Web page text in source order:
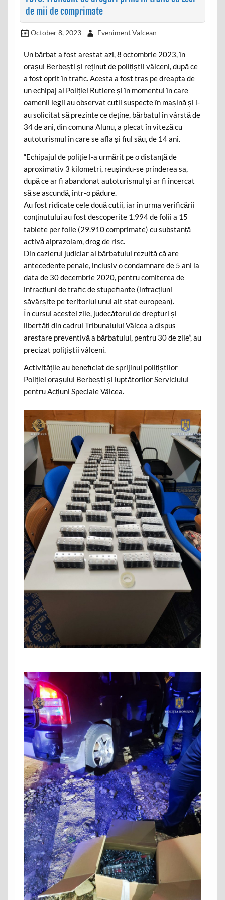
de mii de comprimate
October 8, 2023 Eveniment Valcean
Un bărbat a fost arestat azi, 8 octombrie 2023, în
orașul Berbești și reținut de polițiștii vâlceni, după ce
a fost oprit în trafic. Acesta a fost tras pe dreapta de
un echipaj al Poliției Rutiere și în momentul în care
oamenii legii au observat cutii suspecte în mașină și i-
au solicitat să prezinte ce deține, bărbatul în vârstă de
34 de ani, din comuna Alunu, a plecat în viteză cu
autoturismul în care se afla și fiul său, de 14 ani.
“Echipajul de poliție l-a urmărit pe o distanță de
aproximativ 3 kilometri, reușindu-se prinderea sa,
după ce ar fi abandonat autoturismul și ar fi încercat
să se ascundă, într-o pădure.
Au fost ridicate cele două cutii, iar în urma verificării
conținutului au fost descoperite 1.994 de folii a 15
tablete per folie (29.910 comprimate) cu substanță
activă alprazolam, drog de risc.
Din cazierul judiciar al bărbatului rezultă că are
antecedente penale, inclusiv o condamnare de 5 ani la
data de 30 decembrie 2020, pentru comiterea de
infracțiuni de trafic de stupefiante (infracțiuni
săvârșite pe teritoriul unui alt stat european).
În cursul acestei zile, judecătorul de drepturi și
libertăți din cadrul Tribunalului Vâlcea a dispus
arestare preventivă a bărbatului, pentru 30 de zile”, au
precizat polițiștii vâlceni.
Activitățile au beneficiat de sprijinul polițiștilor
Poliției orașului Berbești și luptătorilor Serviciului
pentru Acțiuni Speciale Vâlcea.